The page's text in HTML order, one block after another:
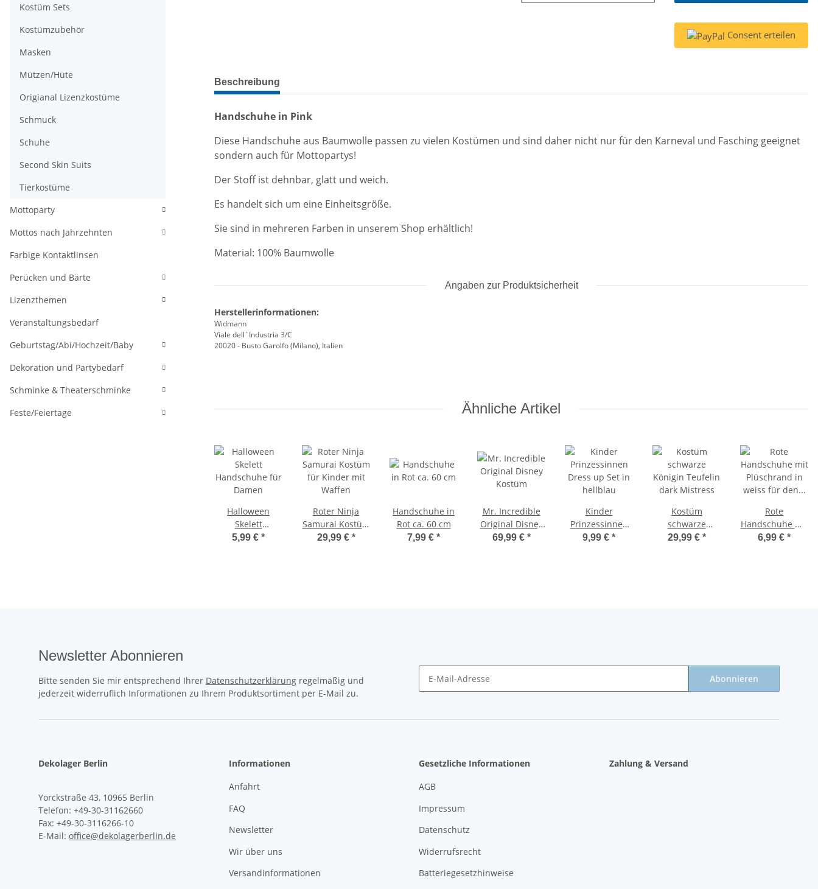
Consent erteilen
weitere Registerkarten anzeigen
Beschreibung
Handschuhe in Pink
Diese Handschuhe aus Baumwolle passen zu vielen Kostümen und sind daher nicht nur für den Karneval und Fasching geeignet
sondern auch für Mottopartys!
Der Stoff ist dehnbar, glatt und weich.
Es handelt sich um eine Einheitsgröße.
Sie sind in mehreren Farben in unserem Shop erhältlich!
Material: 100% Baumwolle
Angaben zur Produktsicherheit
Herstellerinformationen:
Widmann
Viale dell`Industria 3/C
20020 - Busto Garolfo (Milano), Italien
Ähnliche Artikel
Halloween
Skelett
Handschuhe für
5,99 € *
Roter Ninja
Samurai Kostüm
für Kinder mit
29,99 € *
Handschuhe in
Rot ca. 60 cm
7,99 € *
Mr. Incredible
Original Disney
Kostüm
69,99 € *
Kinder
Prinzessinnen
Dress up Set in
9,99 € *
Kostüm
schwarze
Königin Teufelin
29,99 € *
Rote
Handschuhe mit
Plüschrand in
6,99 € *
Kostüm Sets
Kostümzubehör
Masken
Mützen/Hüte
Origianal Lizenzkostüme
Schmuck
Schuhe
Second Skin Suits
Tierkostüme
Mottoparty
Mottos nach Jahrzehnten
Farbige Kontaktlinsen
Perücken und Bärte
Lizenzthemen
Veranstaltungsbedarf
Geburtstag/Abi/Hochzeit/Baby
Dekoration und Partybedarf
Schminke & Theaterschminke
Feste/Feiertage
Newsletter Abonnieren
Bitte senden Sie mir entsprechend Ihrer Datenschutzerklärung regelmäßig und
jederzeit widerruflich Informationen zu Ihrem Produktsortiment per E-Mail zu.
Abonnieren
Dekolager Berlin
Yorckstraße 43, 10965 Berlin
Telefon: +49-30-31162660
Fax: +49-30-3116266-10
E-Mail: office@dekolagerberlin.de
Informationen
Anfahrt
FAQ
Newsletter
Wir über uns
Versandinformationen
Gesetzliche Informationen
AGB
Impressum
Datenschutz
Widerrufsrecht
Batteriegesetzhinweise
Zahlung & Versand